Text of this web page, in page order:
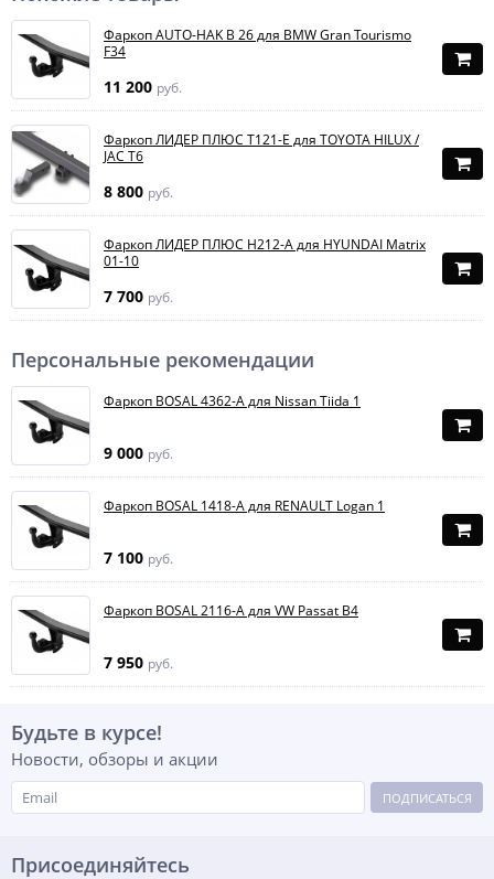
Фаркоп AUTO-HAK B 26 для BMW Gran Tourismo
F34
11 200 руб.
Фаркоп ЛИДЕР ПЛЮС T121-E для TOYOTA HILUX /
JAC T6
8 800 руб.
Фаркоп ЛИДЕР ПЛЮС H212-A для HYUNDAI Matrix
01-10
7 700 руб.
Персональные рекомендации
Фаркоп BOSAL 4362-A для Nissan Tiida 1
9 000 руб.
Фаркоп BOSAL 1418-A для RENAULT Logan 1
7 100 руб.
Фаркоп BOSAL 2116-A для VW Passat B4
7 950 руб.
Будьте в курсе!
Новости, обзоры и акции
ПОДПИСАТЬСЯ
Присоединяйтесь